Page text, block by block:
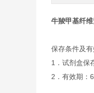
牛羧甲基纤
保存条件及
1．试剂盒保
2．有效期：